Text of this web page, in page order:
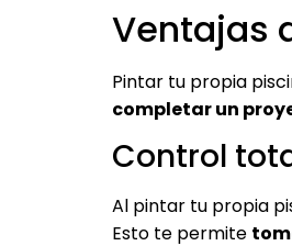
Ventajas
Pintar tu propia
completar un
Control
Al pintar tu propia
Esto te permite